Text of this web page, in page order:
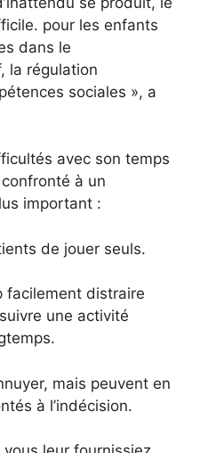
pour les enfants
dans le
la régulation
sociales », a
avec son temps
à un
important :
de jouer seuls.
facilement distraire
une activité
mais peuvent en
à l’indécision.